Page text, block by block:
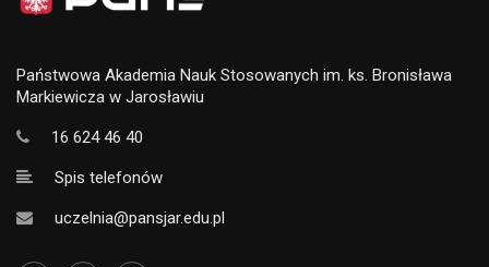
Państwowa Akademia Nauk Stosowanych im. ks. Bronisława
Markiewicza w Jarosławiu
16 624 46 40
Spis telefonów
uczelnia@pansjar.edu.pl